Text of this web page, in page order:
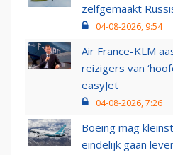
zelfgemaakt
04-08-2026, 9:54
Air France-KLM
reizigers van
easyJet
04-08-2026, 7:26
Boeing mag
eindelijk gaan